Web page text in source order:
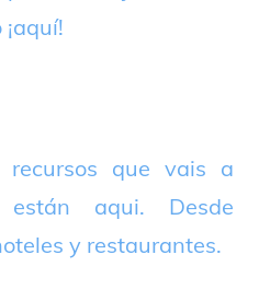
¡aquí!
recursos que vais a
están aqui. Desde
y restaurantes.